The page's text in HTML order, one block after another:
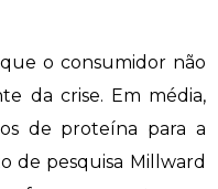
o consumidor não
da crise. Em média,
de proteína para a
de pesquisa Millward